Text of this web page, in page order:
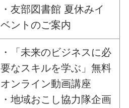
・友部図書館 夏休みイ
ベントのご案内
・
「未来のビジネスに必
要なスキルを学ぶ」無料
オンライン動画講座
・地域おこし協力隊企画